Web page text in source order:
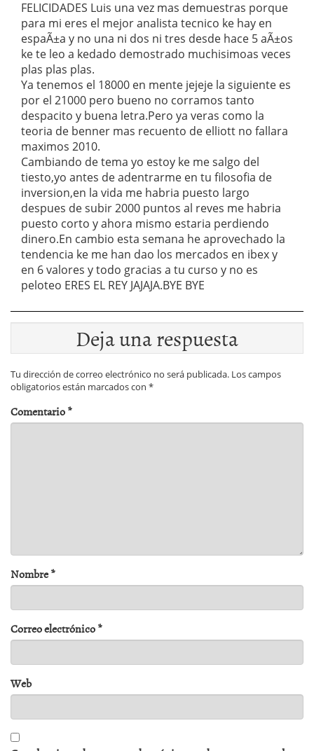
FELICIDADES Luis una vez mas demuestras porque
para mi eres el mejor analista tecnico ke hay en
espaÃ±a y no una ni dos ni tres desde hace 5 aÃ±os
ke te leo a kedado demostrado muchisimoas veces
plas plas plas.
Ya tenemos el 18000 en mente jejeje la siguiente es
por el 21000 pero bueno no corramos tanto
despacito y buena letra.Pero ya veras como la
teoria de benner mas recuento de elliott no fallara
maximos 2010.
Cambiando de tema yo estoy ke me salgo del
tiesto,yo antes de adentrarme en tu filosofia de
inversion,en la vida me habria puesto largo
despues de subir 2000 puntos al reves me habria
puesto corto y ahora mismo estaria perdiendo
dinero.En cambio esta semana he aprovechado la
tendencia ke me han dao los mercados en ibex y
en 6 valores y todo gracias a tu curso y no es
peloteo ERES EL REY JAJAJA.BYE BYE
Deja una respuesta
Tu dirección de correo electrónico no será publicada. Los campos
obligatorios están marcados con *
Comentario*
Nombre*
Correo electrónico*
Web